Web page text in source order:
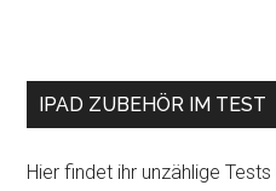
IPAD ZUBEHÖR IM TEST
Hier findet ihr unzählige